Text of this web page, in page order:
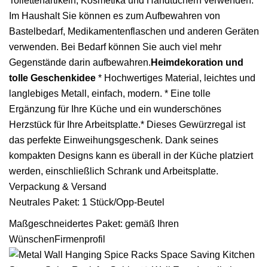
Im Haushalt Sie können es zum Aufbewahren von
Bastelbedarf, Medikamentenflaschen und anderen Geräten
verwenden. Bei Bedarf können Sie auch viel mehr
Gegenstände darin aufbewahren. Heimdekoration und
tolle Geschenkidee * Hochwertiges Material, leichtes und
langlebiges Metall, einfach, modern. * Eine tolle
Ergänzung für Ihre Küche und ein wunderschönes
Herzstück für Ihre Arbeitsplatte.* Dieses Gewürzregal ist
das perfekte Einweihungsgeschenk. Dank seines
kompakten Designs kann es überall in der Küche platziert
werden, einschließlich Schrank und Arbeitsplatte.
Verpackung & Versand
Neutrales Paket: 1 Stück/Opp-Beutel
Maßgeschneidertes Paket: gemäß Ihren
WünschenFirmenprofil